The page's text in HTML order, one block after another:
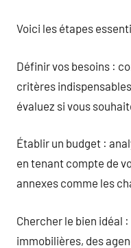
Voici les étapes
Définir vos besoins :
critères
évaluez si vous
Établir un budget :
en tenant compte de
annexes comme les
Chercher le bien idéal
immobilières, des